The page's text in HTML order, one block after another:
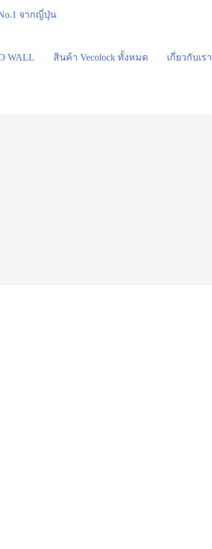
WALL สินค้า Vecolock ทั้งหมด เกี่ยวกับเรา